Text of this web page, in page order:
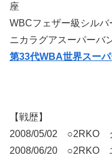
座
WBCフェザー級シルバ
ニカラグアスーパーバ
第33代WBA世界スー
【戦歴】
2008/05/02 ○2RKO
2008/06/20 ○2RKO